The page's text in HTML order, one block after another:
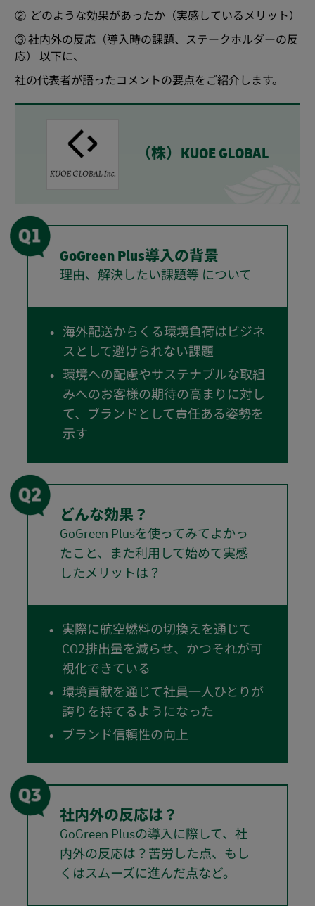
② どのような効果があったか（実感しているメリット）
③ 社内外の反応（導入時の課題、ステークホルダーの反
応） 以下に、
社の代表者が語ったコメントの要点をご紹介します。
（株）KUOE GLOBAL
GoGreen Plus導入の背景
理由、解決したい課題等 について
海外配送からくる環境負荷はビジネ
スとして避けられない課題
環境への配慮やサステナブルな取組
みへのお客様の期待の高まりに対し
て、ブランドとして責任ある姿勢を
示す
どんな効果？
GoGreen Plusを使ってみてよかっ
たこと、また利用して始めて実感
したメリットは？
実際に航空燃料の切換えを通じて
CO2排出量を減らせ、かつそれが可
視化できている
環境貢献を通じて社員一人ひとりが
誇りを持てるようになった
ブランド信頼性の向上
社内外の反応は？
GoGreen Plusの導入に際して、社
内外の反応は？苦労した点、もし
くはスムーズに進んだ点など。